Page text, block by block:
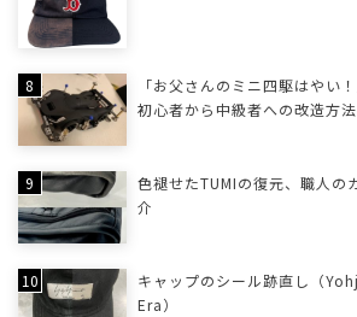
「お父さんのミニ四駆はやい
初心者から中級者への改造方法
色褪せたTUMIの復元、職人の
介
キャップのシール跡直し（
Era）